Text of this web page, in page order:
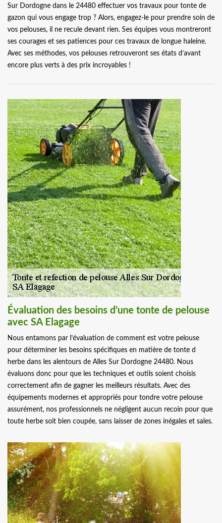
Sur Dordogne dans le 24480 effectuer vos travaux pour tonte de
gazon qui vous engage trop ? Alors, engagez-le pour prendre soin de
vos pelouses, il ne recule devant rien. Ses équipes vous montreront
ses courages et ses patiences pour ces travaux de longue haleine.
Avec ses méthodes, vos pelouses retrouveront ses états d’avant
encore plus verts à des prix incroyables !
Évaluation des besoins d’une tonte de pelouse
avec SA Elagage
Nous entamons par l’évaluation de comment est votre pelouse
pour déterminer les besoins spécifiques en matière de tonte d
herbe dans les alentours de Alles Sur Dordogne 24480. Nous
évaluons donc pour que les techniques et outils soient choisis
correctement afin de gagner les meilleurs résultats. Avec des
équipements modernes et appropriés pour tondre votre pelouse
assurément, nos professionnels ne négligent aucun recoin pour que
toute herbe soit bien coupée, sans laisser de zones inégales et sales.